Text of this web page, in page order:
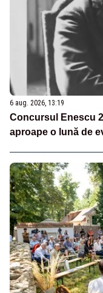
6 aug. 2026, 13:19
Concursul Enescu
aproape o lună de